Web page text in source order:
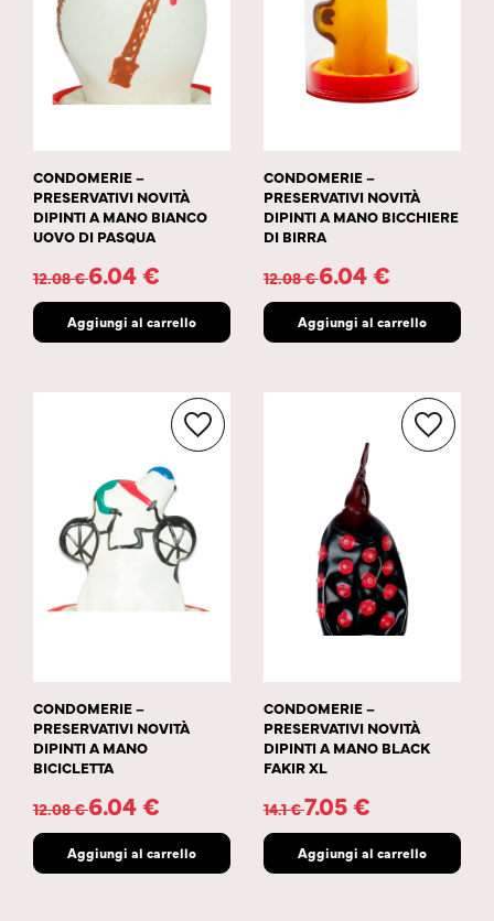
CONDOMERIE –
PRESERVATIVI NOVITÀ
DIPINTI A MANO BIANCO
UOVO DI PASQUA
12.08€ 6.04€
Aggiungi al carrello
CONDOMERIE –
PRESERVATIVI NOVITÀ
DIPINTI A MANO BICCHIERE
DI BIRRA
12.08€ 6.04€
Aggiungi al carrello
CONDOMERIE –
PRESERVATIVI NOVITÀ
DIPINTI A MANO
BICICLETTA
12.08€ 6.04€
Aggiungi al carrello
CONDOMERIE –
PRESERVATIVI NOVITÀ
DIPINTI A MANO BLACK
FAKIR XL
14.1€7.05€
Aggiungi al carrello